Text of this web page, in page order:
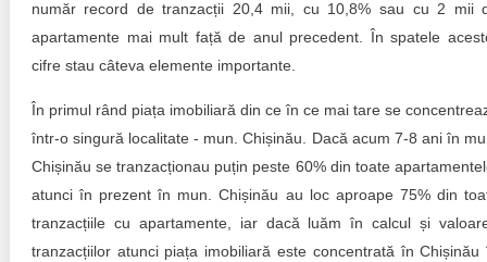
Aplică la BUNELE PRACTICI
Transparența întreprinderilor de stat
Cele mai bune și cele mai proaste politici locale din
Moldova
număr record de tranzacții 20,4 mii, cu 10,8% sau cu 2 mii
apartamente mai mult față de anul precedent. În spatele
cifre stau câteva elemente importante.
În primul rând piața imobiliară din ce în ce mai tare se
într-o singură localitate - mun. Chișinău. Dacă acum 7-8 ani în
Chișinău se tranzacționau puțin peste 60% din toate
atunci în prezent în mun. Chișinău au loc aproape 75% din
tranzacțiile cu apartamente, iar dacă luăm în calcul și
tranzacțiilor atunci piața imobiliară este concentrată în Chișinău